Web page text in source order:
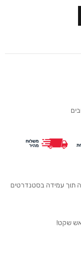
תוך עמידה בסטנדרטים
שקט!